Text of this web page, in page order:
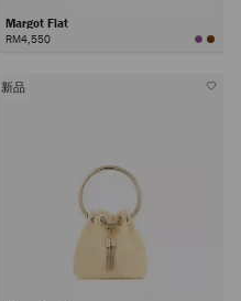
Margot Flat
RM4,550
新品